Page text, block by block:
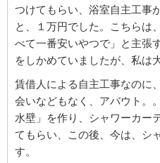
つけてもらい、浴室自主工事
と、１万円でした。こちらは
べて一番安いやつで」と主張
をしかめていましたが、私は
賃借人による自主工事なのに
会いなどもなく、アバウト。
水壁」を作り、シャワーカー
てもらい、この後、今は、シ
す。